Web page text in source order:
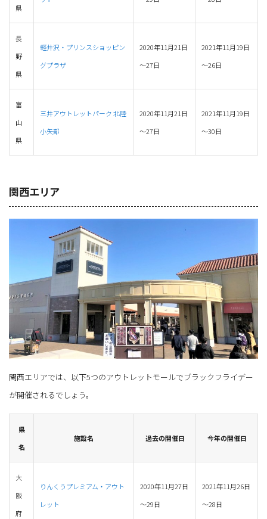
県
長
野
県
軽井沢・プリンスショッピン
グプラザ
2020年11月21日
～27日
2021年11月19日
～26日
富
山
県
三井アウトレットパーク 北陸
小矢部
2020年11月21日
～27日
2021年11月19日
～30日
関西エリア
関西エリアでは、以下5つのアウトレットモールでブラックフライデー
が開催されるでしょう。
県
名
施設名 過去の開催日 今年の開催日
大
阪
府
りんくうプレミアム・アウト
レット
2020年11月27日
～29日
2021年11月26日
～28日